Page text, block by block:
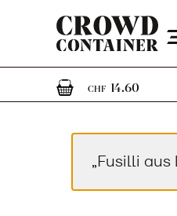
CHF 14.601
„Fusilli